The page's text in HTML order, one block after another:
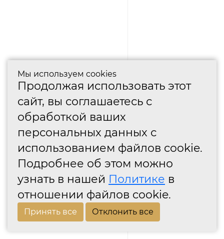
Мы используем cookies
Продолжая использовать этот
сайт, вы соглашаетесь с
обработкой ваших
персональных данных с
использованием файлов cookie.
Подробнее об этом можно
узнать в нашей Политике в
отношении файлов cookie.
Принять все Отклонить все